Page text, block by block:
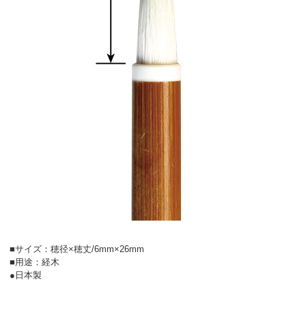
■サイズ：穂径×穂丈/6mm×26mm
■用途：経木
●日本製